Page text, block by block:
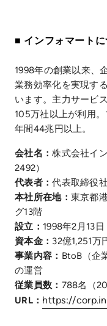
■ インフォマート
1998年の創業以来、
業務効率化を実現す
います。主力サービ
105万社以上が利用
年間44兆円以上。
会社名：株式会社イ
2492）
代表者：代表取締役
本社所在地： 東京都
グ13階
設立： 1998年2月13日
資本金： 32億1,251万
事業内容： BtoB（企
の運営
従業員数： 788名（
URL： https://